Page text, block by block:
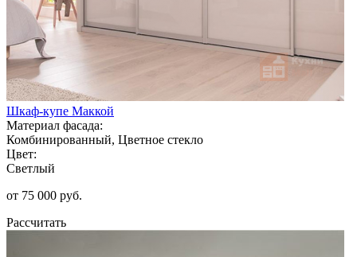
Шкаф-купе Маккой
Материал фасада:
Комбинированный, Цветное стекло
Цвет:
Светлый
от 75 000 руб.
Рассчитать